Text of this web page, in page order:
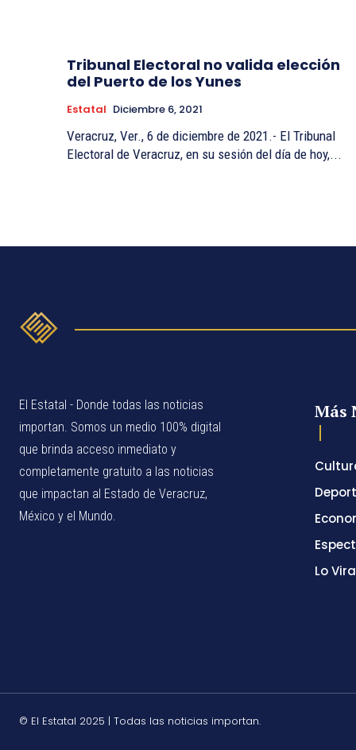
Tribunal Electoral no valida elección
del Puerto de los Yunes
Estatal Diciembre 6, 2021
Veracruz, Ver., 6 de diciembre de 2021.- El Tribunal
Electoral de Veracruz, en su sesión del día de hoy,...
El Estatal - Donde todas las noticias
importan. Somos un medio 100% digital
que brinda acceso inmediato y
completamente gratuito a las noticias
que impactan al Estado de Veracruz,
México y el Mundo.
Más
Lo
© El Estatal 2025 | Todas las noticias importan.